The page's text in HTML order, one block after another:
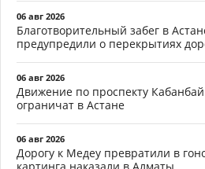
06 авг 2026
Благотворительный забег в
предупредили о перекрытиях
06 авг 2026
Движение по проспекту
ограничат в Астане
06 авг 2026
Дорогу к Медеу превратили в
картинга наказали в Алматы